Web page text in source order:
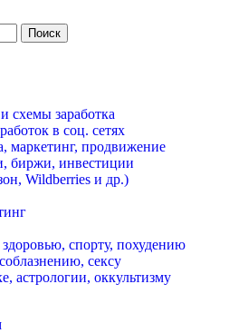
Поиск
схемы заработка
в соц. сетях
маркетинг, продвижение
биржи, инвестиции
Wildberries и др.)
спорту, похудению
сексу
астрологии, оккультизму